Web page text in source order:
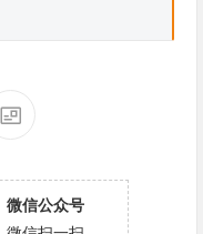
微信公众号